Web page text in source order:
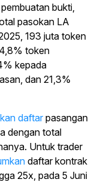
bukti,
pasokan LA
193 juta token
token
kepada
dan 21,3%
daftarpasangan
dengan total
Untuk trader
daftar kontrak
25x, pada 5 Juni